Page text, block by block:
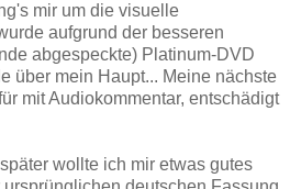
mir um die visuelle
aufgrund der besseren
abgespeckte) Platinum-DVD
über mein Haupt... Meine nächste
mit Audiokommentar, entschädigt
wollte ich mir etwas gutes